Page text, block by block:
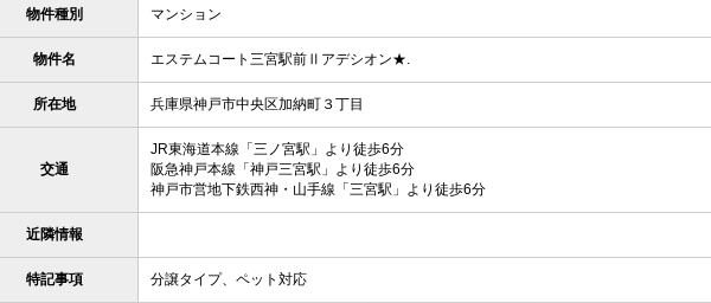
物件種別 マンション
物件名 エステムコート三宮駅前Ⅱアデシオン★.
所在地 兵庫県神戸市中央区加納町３丁目
交通
JR東海道本線「三ノ宮駅」より徒歩6分
阪急神戸本線「神戸三宮駅」より徒歩6分
神戸市営地下鉄西神・山手線「三宮駅」より徒歩6分
近隣情報
特記事項 分譲タイプ、ペット対応